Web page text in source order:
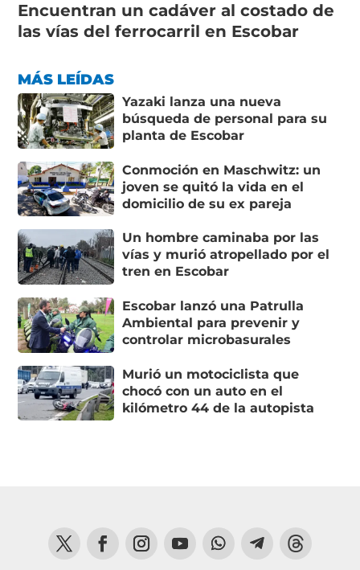
Encuentran un cadáver al costado de
las vías del ferrocarril en Escobar
MÁS LEÍDAS
Yazaki lanza una nueva
búsqueda de personal para su
planta de Escobar
Conmoción en Maschwitz: un
joven se quitó la vida en el
domicilio de su ex pareja
Un hombre caminaba por las
vías y murió atropellado por el
tren en Escobar
Escobar lanzó una Patrulla
Ambiental para prevenir y
controlar microbasurales
Murió un motociclista que
chocó con un auto en el
kilómetro 44 de la autopista